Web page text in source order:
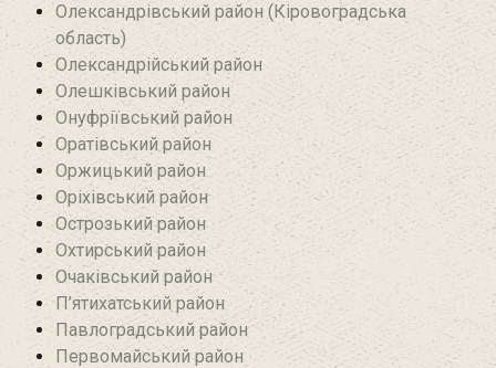
Олександрівський район (Кіровоградська
область)
Олександрійський район
Олешківський район
Онуфріївський район‎
Оратівський район
Оржицький район
Оріхівський район
Острозький район
Охтирський район
Очаківський район
П’ятихатський район
Павлоградський район
Первомайський район